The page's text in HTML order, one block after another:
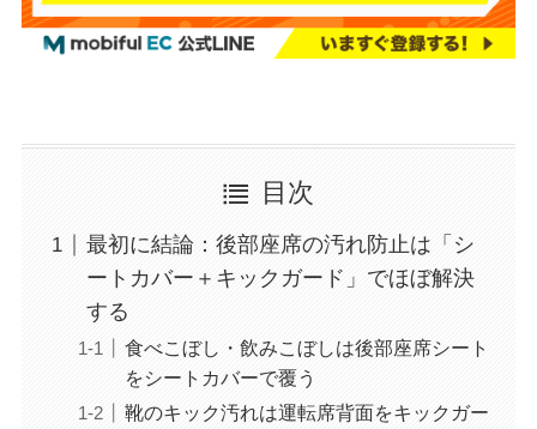
目次
最初に結論：後部座席の汚れ防止は「シ
ートカバー＋キックガード」でほぼ解決
する
食べこぼし・飲みこぼしは後部座席シート
をシートカバーで覆う
靴のキック汚れは運転席背面をキックガー